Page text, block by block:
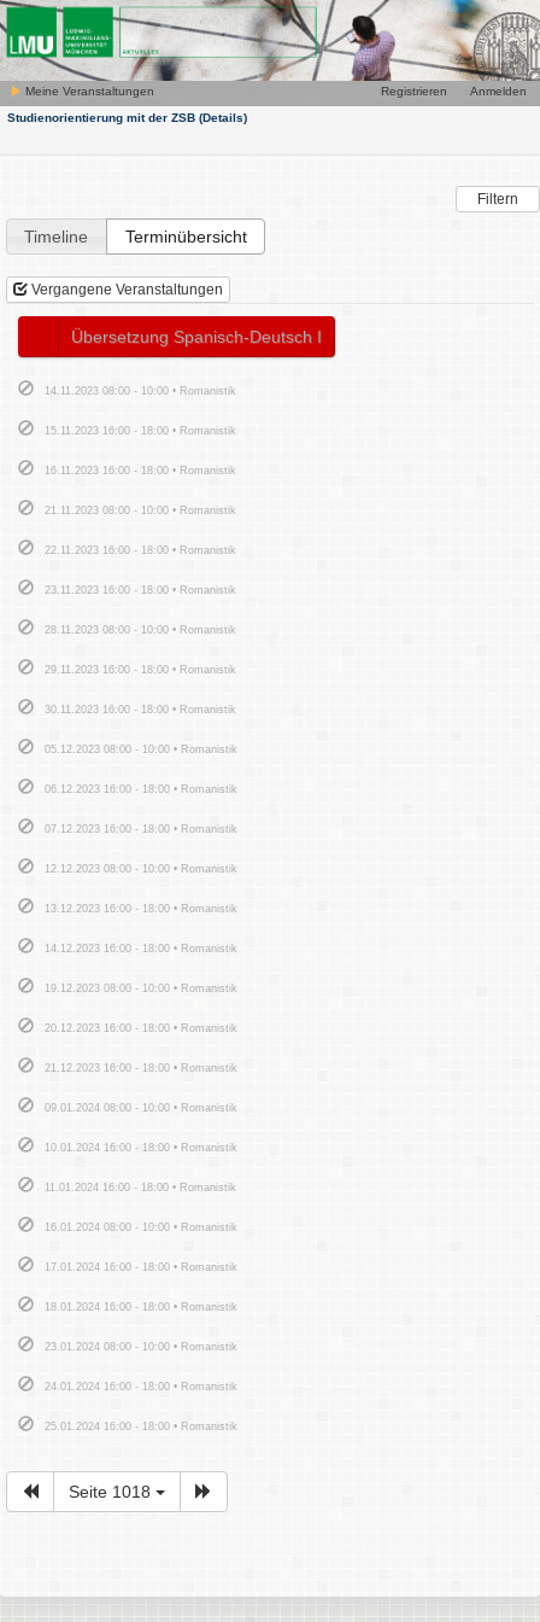
Meine Veranstaltungen Anmelden
Registrieren
Studienorientierung mit der ZSB (Details)
Filtern
Timeline Terminübersicht
Vergangene Veranstaltungen
Übersetzung Spanisch-Deutsch I
14.11.2023 08:00 - 10:00 • Romanistik
15.11.2023 16:00 - 18:00 • Romanistik
16.11.2023 16:00 - 18:00 • Romanistik
21.11.2023 08:00 - 10:00 • Romanistik
22.11.2023 16:00 - 18:00 • Romanistik
23.11.2023 16:00 - 18:00 • Romanistik
28.11.2023 08:00 - 10:00 • Romanistik
29.11.2023 16:00 - 18:00 • Romanistik
30.11.2023 16:00 - 18:00 • Romanistik
05.12.2023 08:00 - 10:00 • Romanistik
06.12.2023 16:00 - 18:00 • Romanistik
07.12.2023 16:00 - 18:00 • Romanistik
12.12.2023 08:00 - 10:00 • Romanistik
13.12.2023 16:00 - 18:00 • Romanistik
14.12.2023 16:00 - 18:00 • Romanistik
19.12.2023 08:00 - 10:00 • Romanistik
20.12.2023 16:00 - 18:00 • Romanistik
21.12.2023 16:00 - 18:00 • Romanistik
09.01.2024 08:00 - 10:00 • Romanistik
10.01.2024 16:00 - 18:00 • Romanistik
11.01.2024 16:00 - 18:00 • Romanistik
16.01.2024 08:00 - 10:00 • Romanistik
17.01.2024 16:00 - 18:00 • Romanistik
18.01.2024 16:00 - 18:00 • Romanistik
23.01.2024 08:00 - 10:00 • Romanistik
24.01.2024 16:00 - 18:00 • Romanistik
25.01.2024 16:00 - 18:00 • Romanistik
Seite 1018